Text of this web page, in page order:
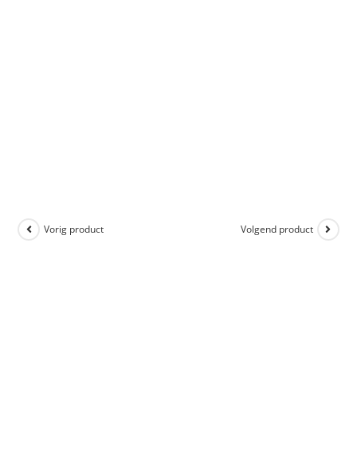
Vorig product Volgend product